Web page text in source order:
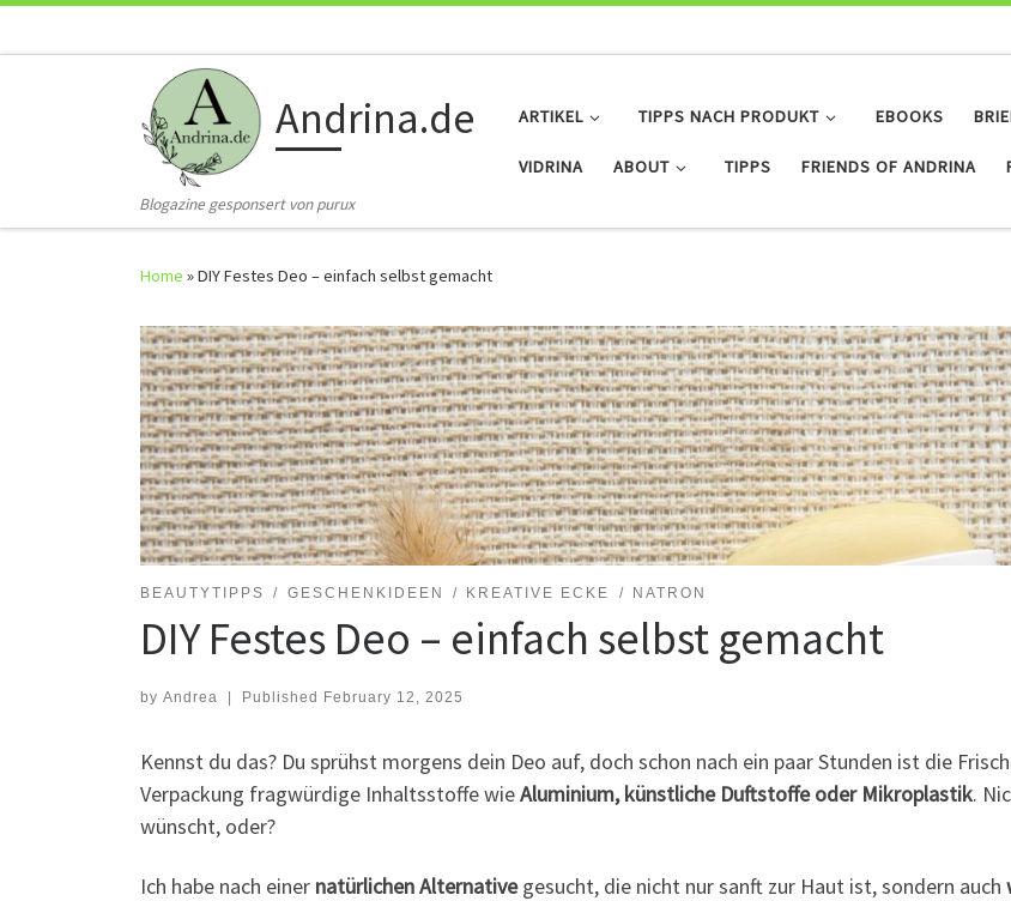
Andrina.de
Blogazine gesponsert von purux
ARTIKEL TIPPS NACH PRODUKT EBOOKS
VIDRINA ABOUT TIPPS FRIENDS OF ANDRINA
Home »DIY Festes Deo – einfach selbst gemacht
BEAUTYTIPPS GESCHENKIDEEN KREATIVE ECKE NATRON
DIY Festes Deo – einfach selbst gemacht
by Andrea Published February 12, 2025
Kennst du das? Du sprühst morgens dein Deo auf, doch schon nach ein paar Stunden ist die
Verpackung fragwürdige Inhaltsstoffe wieAluminium, künstliche Duftstoffe oder Mikroplastik.
wünscht, oder?
Ich habe nach einer natürlichen Alternativegesucht, die nicht nur sanft zur Haut ist, sondern auch